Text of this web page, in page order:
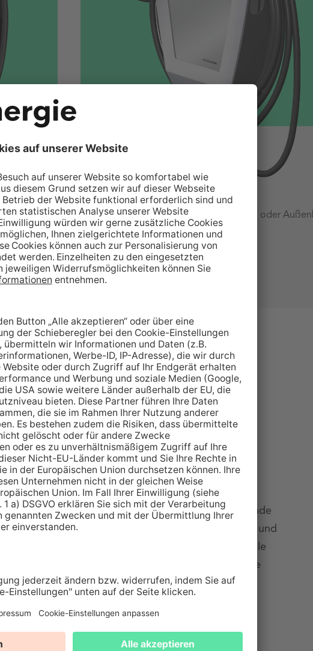
und ist
5 m Typ 2 Ladekabel
Geeignet für Garagen, Carports oder
11 kW Ladeleistung
Kompakte Abmessungen
auf einen Blick
Attraktive Angebote
und über 110 Jahre
Umfassende
Beratung und
individuelle
Angebote